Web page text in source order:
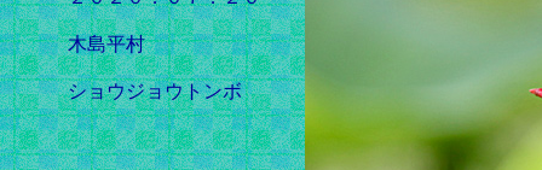
木島平村
ショウジョウトンボ